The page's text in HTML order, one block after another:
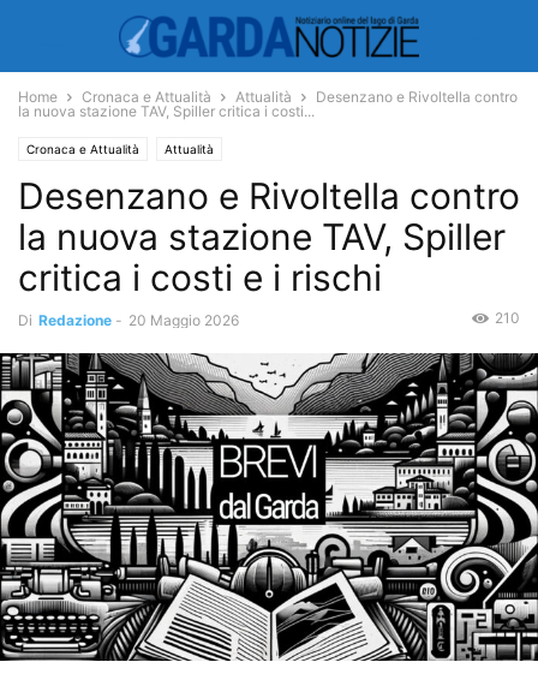
Home Cronaca e Attualità Attualità
Desenzano e Rivoltella contro
la nuova stazione TAV, Spiller critica i costi...
Cronaca e Attualità Attualità
Desenzano e Rivoltella contro
la nuova stazione TAV, Spiller
critica i costi e i rischi
Di Redazione - 20 Maggio 2026 210